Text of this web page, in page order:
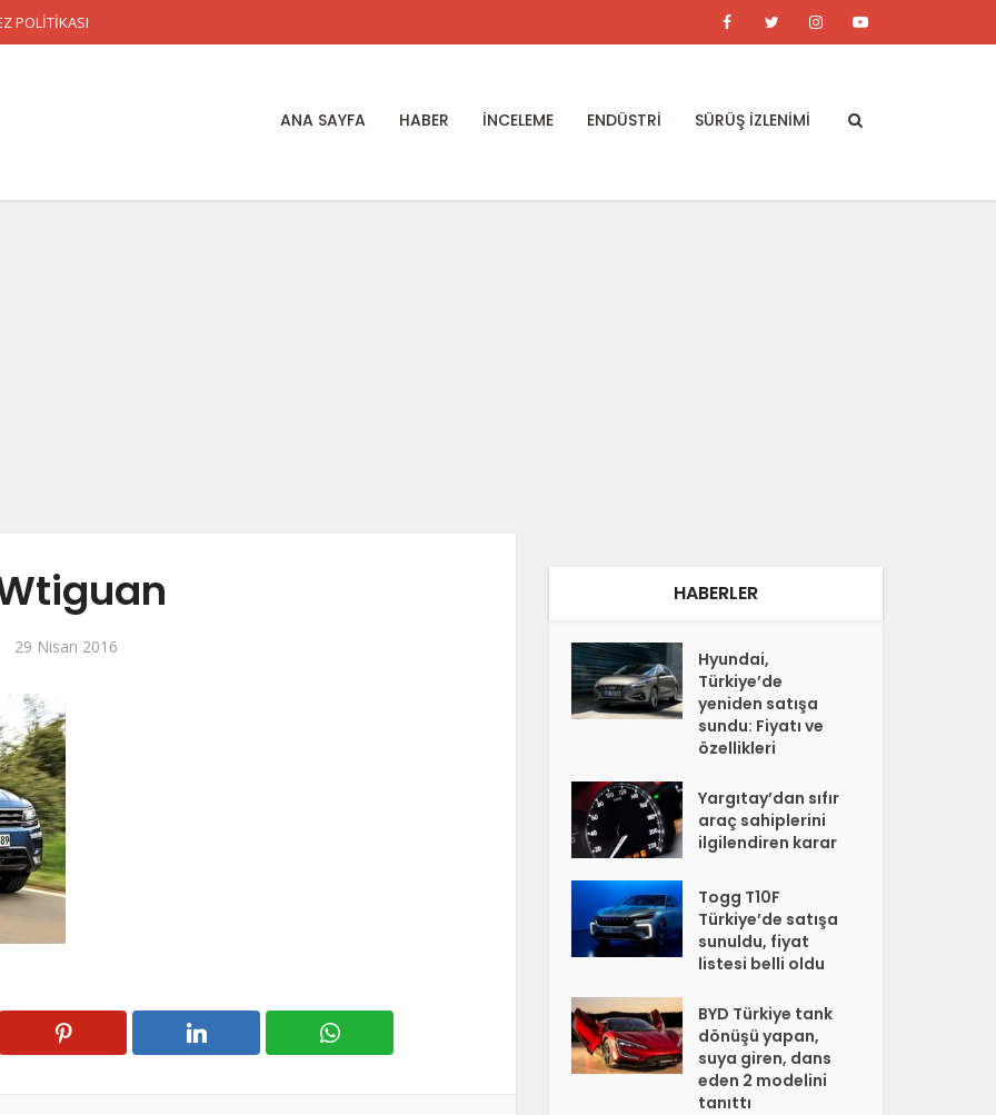
POLİTİKASI
ANA SAYFA HABER İNCELEME ENDÜSTRİ SÜRÜŞ İZLENİMİ
29 Nisan 2016
HABERLER
Hyundai,
Türkiye’de
yeniden satışa
sundu: Fiyatı ve
özellikleri
Yargıtay’dan sıfır
araç sahiplerini
ilgilendiren karar
Togg T10F
Türkiye’de satışa
sunuldu, fiyat
listesi belli oldu
BYD Türkiye tank
dönüşü yapan,
suya giren, dans
eden 2 modelini
tanıttı